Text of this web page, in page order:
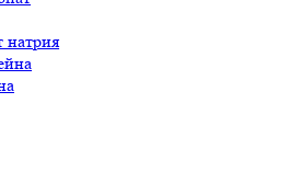
натрия